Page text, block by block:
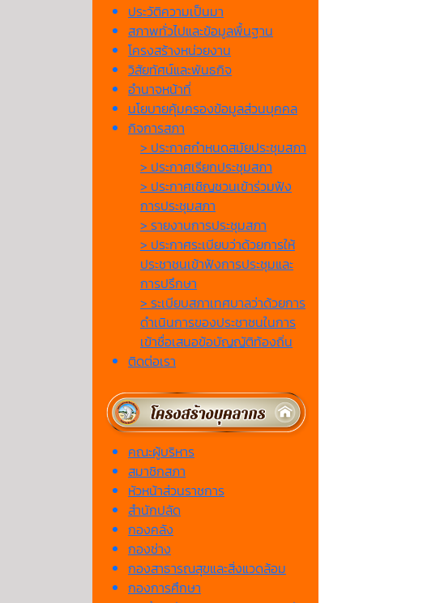
ประวัติความเป็นมา
สภาพทั่วไปและข้อมูลพื้นฐาน
โครงสร้างหน่วยงาน
วิสัยทัศน์และพันธกิจ
อำนาจหน้าที่
นโยบายคุ้มครองข้อมูลส่วนบุคคล
กิจการสภา
> ประกาศกำหนดสมัยประชุมสภา
> ประกาศเรียกประชุมสภา
> ประกาศเชิญชวนเข้าร่วมฟัง
การประชุมสภา
> รายงานการประชุมสภา
> ประกาศระเบียบว่าด้วยการให้
ประชาชนเข้าฟังการประชุมและ
การปรึกษา
> ระเบียบสภาเทศบาลว่าด้วยการ
ดำเนินการของประชาชนในการ
เข้าชื่อเสนอข้อบัญญัติท้องถิ่น
ติดต่อเรา
คณะผู้บริหาร
สมาชิกสภา
หัวหน้าส่วนราชการ
สำนักปลัด
กองคลัง
กองช่าง
กองสาธารณสุขและสิ่งแวดล้อม
กองการศึกษา